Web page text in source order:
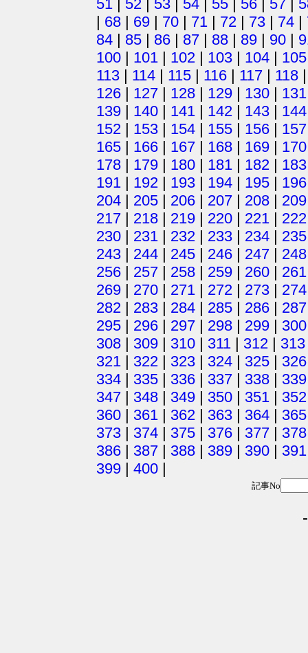
51 | 52 | 53 | 54 | 55 | 56 | 57 |
| 68 | 69 | 70 | 71 | 72 | 73 | 74 |
84 | 85 | 86 | 87 | 88 | 89 | 90 |
100 | 101 | 102 | 103 | 104 | 105
113 | 114 | 115 | 116 | 117 | 118
126 | 127 | 128 | 129 | 130 | 131
139 | 140 | 141 | 142 | 143 | 144
152 | 153 | 154 | 155 | 156 | 157
165 | 166 | 167 | 168 | 169 | 170
178 | 179 | 180 | 181 | 182 | 183
191 | 192 | 193 | 194 | 195 | 196
204 | 205 | 206 | 207 | 208 | 209
217 | 218 | 219 | 220 | 221 | 222
230 | 231 | 232 | 233 | 234 | 235
243 | 244 | 245 | 246 | 247 | 248
256 | 257 | 258 | 259 | 260 | 261
269 | 270 | 271 | 272 | 273 | 274
282 | 283 | 284 | 285 | 286 | 287
295 | 296 | 297 | 298 | 299 | 300
308 | 309 | 310 | 311 | 312 | 313
321 | 322 | 323 | 324 | 325 | 326
334 | 335 | 336 | 337 | 338 | 339
347 | 348 | 349 | 350 | 351 | 352
360 | 361 | 362 | 363 | 364 | 365
373 | 374 | 375 | 376 | 377 | 378
386 | 387 | 388 | 389 | 390 | 391
399 | 400 |
記事No